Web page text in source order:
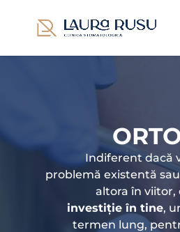
Indiferent dacă
problemă existentă
altora în
investiție în tine,
termen lung,